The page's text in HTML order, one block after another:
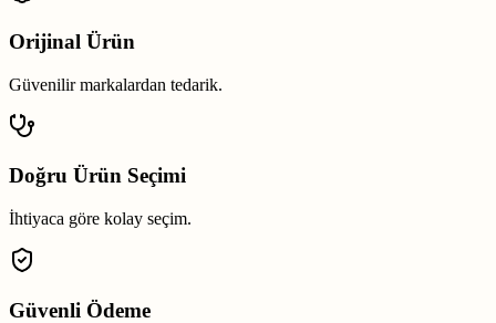
Orijinal Ürün
Güvenilir markalardan tedarik.
Doğru Ürün Seçimi
İhtiyaca göre kolay seçim.
Güvenli Ödeme